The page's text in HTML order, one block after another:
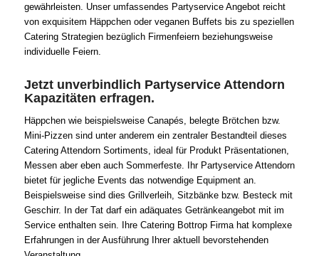
gewährleisten. Unser umfassendes Partyservice Angebot reicht
von exquisitem Häppchen oder veganen Buffets bis zu speziellen
Catering Strategien bezüglich Firmenfeiern beziehungsweise
individuelle Feiern.
Jetzt unverbindlich Partyservice Attendorn
Kapazitäten erfragen.
Häppchen wie beispielsweise Canapés, belegte Brötchen bzw.
Mini-Pizzen sind unter anderem ein zentraler Bestandteil dieses
Catering Attendorn Sortiments, ideal für Produkt Präsentationen,
Messen aber eben auch Sommerfeste. Ihr Partyservice Attendorn
bietet für jegliche Events das notwendige Equipment an.
Beispielsweise sind dies Grillverleih, Sitzbänke bzw. Besteck mit
Geschirr. In der Tat darf ein adäquates Getränkeangebot mit im
Service enthalten sein. Ihre Catering Bottrop Firma hat komplexe
Erfahrungen in der Ausführung Ihrer aktuell bevorstehenden